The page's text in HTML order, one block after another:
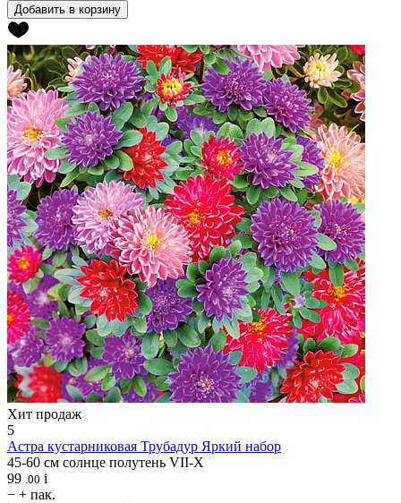
Добавить в корзину
Хит продаж
5
Астра кустарниковая Трубадур Яркий набор
45-60 см солнце полутень VII-X
99 .00 i
− + пак.